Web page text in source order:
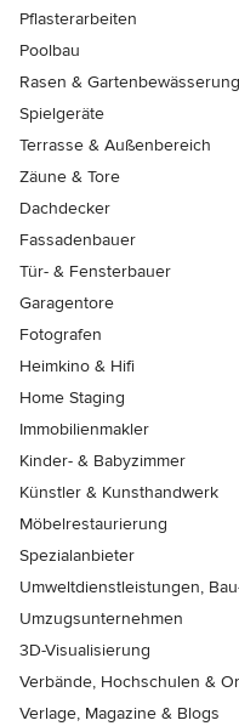
Pflasterarbeiten
Poolbau
Rasen & Gartenbewässerung
Spielgeräte
Terrasse & Außenbereich
Zäune & Tore
Dachdecker
Fassadenbauer
Tür- & Fensterbauer
Garagentore
Fotografen
Heimkino & Hifi
Home Staging
Immobilienmakler
Kinder- & Babyzimmer
Künstler & Kunsthandwerk
Möbelrestaurierung
Spezialanbieter
Umweltdienstleistungen,
Umzugsunternehmen
3D-Visualisierung
Verbände, Hochschulen &
Verlage, Magazine & Blogs